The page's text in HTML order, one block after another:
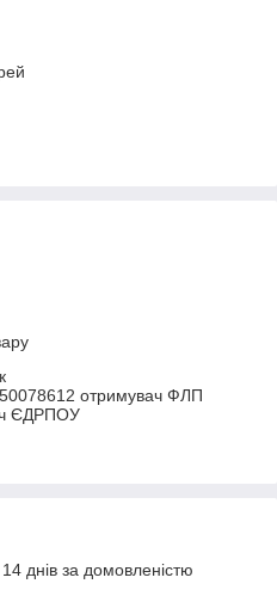
отримувач ФЛП
ЄДРПОУ
днів за домовленістю